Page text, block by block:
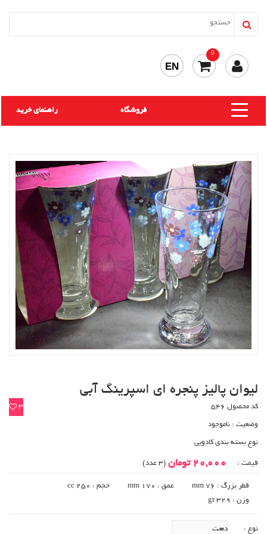
0
EN
راهنمای خرید فروشگاه
لیوان پالیز پنجره ای اسپرینگ آبی
3 کد محصول 546
وضعیت : ناموجود
نوع بسته بندی کادویی
قیمت : 20,000 تومان (3 عدد)
قطر بزرگ : 76 mm عمق : 170 mm
حجم : 250 cc
وزن : 329 gr
نوع :